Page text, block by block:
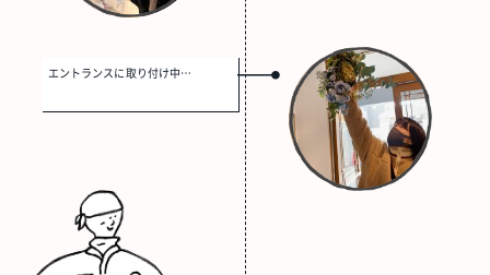
エントランスに取り付け中…